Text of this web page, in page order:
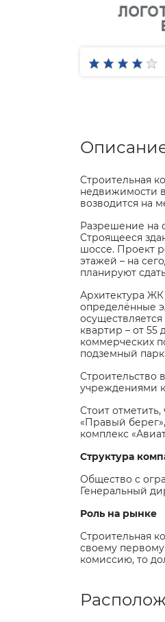
Строительная
недвижимости
возводится на
Разрешение на
Строящееся
шоссе. Проект
этажей – на
планируют
Архитектура
определённые
квартир – от
коммерческих
подземный
Строительство
учреждениями
Стоит
«Правый
комплекс
Структура
Общество с
Генеральный
Роль на рынке
Строительная
своему первому
комиссию, то